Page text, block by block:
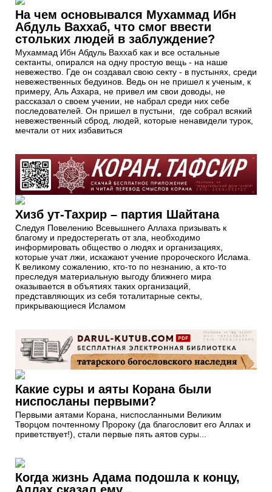
На чем основывался Мухаммад Ибн
Абдуль Ваххаб, что смог ввести
стольких людей в заблуждение?
Мухаммад Ибн Абдуль Ваххаб как и все остальные
сектанты, опирался на одну простую вещь - на наше
невежество. Где он создавал свою секту - в пустынях, среди
невежественных бедуинов. Ведь он не пришел к ученым, к
примеру, Аль Азхара, не привел им свои доводы, не
рассказал о своем учении, не набрал среди них себе
последователей. Он пришел в пустыни, где собрал всякий
невежественный сброд, людей, которые ненавидели турок,
мечтали от них избавиться
Хизб ут-Тахрир – партия Шайтана
Следуя Повелению Всевышнего Аллаха призывать к
благому и предостерегать от зла, необходимо
информировать общество о людях и организациях,
которые учат лжи, искажают учение пророческого Ислама.
К великому сожалению, кто-то по незнанию, а кто-то
преследуя материальную выгоду ближнего мира
оказывается в объятиях таких организаций,
представляющих из себя тоталитарные секты,
прикрывающиеся Исламом
Какие суры и аяты Корана были
ниспосланы первыми?
Первыми аятами Корана, ниспосланными Великим
Творцом почтенному Пророку (да благословит его Аллах и
приветствует!), стали первые пять аятов суры...
Когда жизнь Адама подошла к концу,